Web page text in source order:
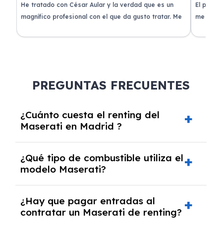
He tratado con César Aular y la verdad que es un
magnífico profesional con el que da gusto tratar. Me
El
me
PREGUNTAS FRECUENTES
¿Cuánto cuesta el renting del
Maserati en Madrid ?
Madrid es de 1025€ a 1606€ al mes.
¿Qué tipo de combustible utiliza el
modelo Maserati?
gasolina.
¿Hay que pagar entradas al
contratar un Maserati de renting?